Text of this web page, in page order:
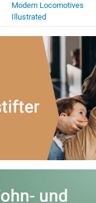
Modern Locomotives
Illustrated